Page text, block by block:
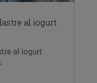
al iogurt
al iogurt